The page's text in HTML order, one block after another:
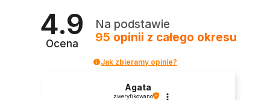
4.9
Ocena
Na podstawie
95 opinii z całego okresu
Jak zbieramy opinie?
Agata
zweryfikowano